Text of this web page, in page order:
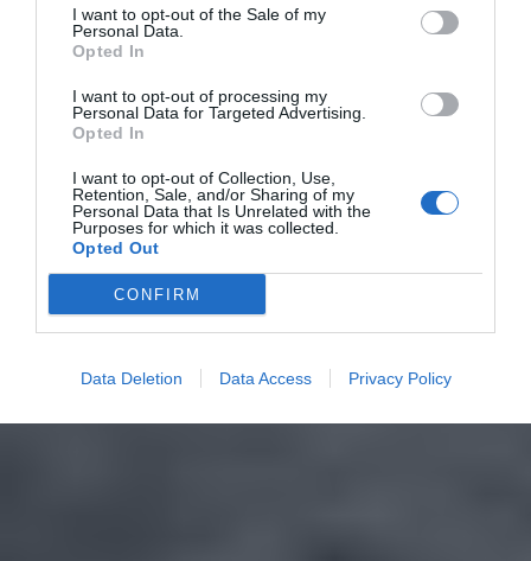
I want to opt-out of the Sale of my
Personal Data.
Opted In
I want to opt-out of processing my
Personal Data for Targeted Advertising.
Opted In
I want to opt-out of Collection, Use,
Retention, Sale, and/or Sharing of my
Personal Data that Is Unrelated with the
Purposes for which it was collected.
Opted Out
CONFIRM
Data Deletion Data Access Privacy Policy